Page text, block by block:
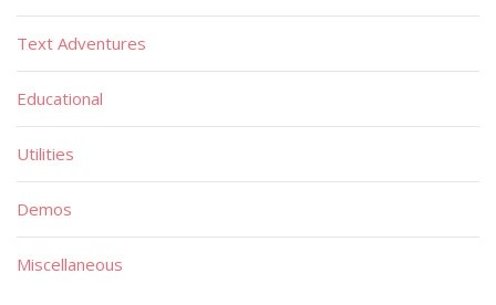
Text Adventures
Educational
Utilities
Demos
Miscellaneous